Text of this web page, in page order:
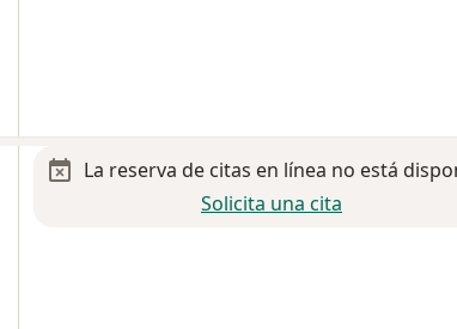
La reserva de citas en línea no está
Solicita una cita